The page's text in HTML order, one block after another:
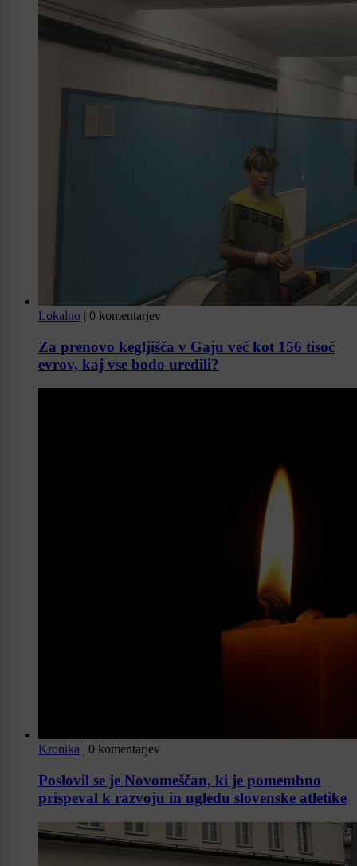
Lokalno | 0 komentarjev
Za prenovo kegljišča v Gaju več kot 156 tisoč
evrov, kaj vse bodo uredili?
Kronika | 0 komentarjev
Poslovil se je Novomeščan, ki je pomembno
prispeval k razvoju in ugledu slovenske atletike